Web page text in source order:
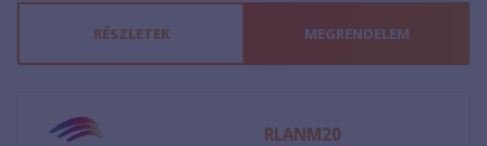
RÉSZLETEK MEGRENDELEM
RLANM20